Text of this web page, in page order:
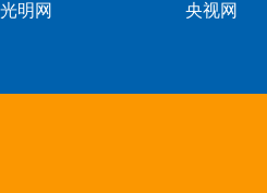
光明网 央视网